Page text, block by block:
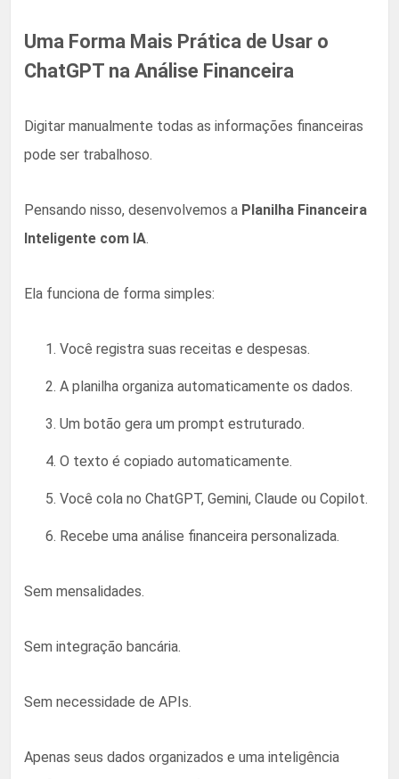
Uma Forma Mais Prática de Usar o
ChatGPT na Análise Financeira
Digitar manualmente todas as informações financeiras
pode ser trabalhoso.
Pensando nisso, desenvolvemos a Planilha Financeira
Inteligente com IA.
Ela funciona de forma simples:
Você registra suas receitas e despesas.
A planilha organiza automaticamente os dados.
Um botão gera um prompt estruturado.
O texto é copiado automaticamente.
Você cola no ChatGPT, Gemini, Claude ou Copilot.
Recebe uma análise financeira personalizada.
Sem mensalidades.
Sem integração bancária.
Sem necessidade de APIs.
Apenas seus dados organizados e uma inteligência